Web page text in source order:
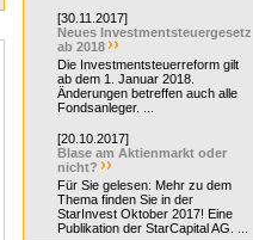
[30.11.2017]
Neues Investmentsteuergesetz
ab 2018
Die Investmentsteuerreform gilt
ab dem 1. Januar 2018.
Änderungen betreffen auch alle
Fondsanleger. ...
[20.10.2017]
Blase am Aktienmarkt oder
nicht?
Für Sie gelesen: Mehr zu dem
Thema finden Sie in der
StarInvest Oktober 2017! Eine
Publikation der StarCapital AG. ...